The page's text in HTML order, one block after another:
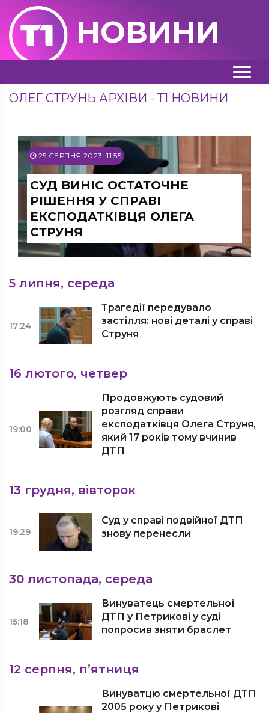
НОВИНИ
ОЛЕГ СТРУНЬ АРХІВИ - Т1 НОВИНИ
25 СЕРПНЯ 2023, 11:55
СУД ВИНІС ОСТАТОЧНЕ
РІШЕННЯ У СПРАВІ
ЕКСПОДАТКІВЦЯ ОЛЕГА
СТРУНЯ
5 липня, середа
17:24
Трагедії передувало
застілля: нові деталі у справі
Струня
16 лютого, четвер
19:00
Продовжують судовий
розгляд справи
експодатківця Олега Струня,
який 17 років тому вчинив
ДТП
13 грудня, вівторок
19:29
Суд у справі подвійної ДТП
знову перенесли
30 листопада, середа
15:18
Винуватець смертельної
ДТП у Петрикові у суді
попросив зняти браслет
12 серпня, п’ятниця
Винуватцю смертельної ДТП
2005 року у Петрикові